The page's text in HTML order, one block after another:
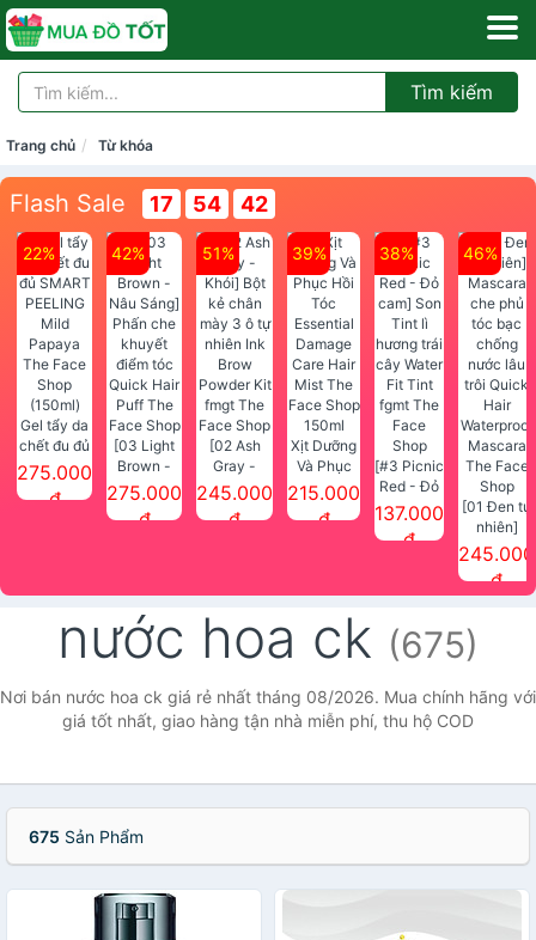
Tìm kiếm
Trang chủ Từ khóa
Flash Sale 17 54 41
22%
Gel tẩy da
chết đu đủ
SMART
PEELING
275.000
đ
42%
[03 Light
Brown -
Nâu Sáng]
Phấn che
275.000
đ
51%
[02 Ash
Gray -
Khói] Bột
kẻ chân
Face Shop
245.000
đ
39%
Xịt Dưỡng
Và Phục
Hồi Tóc
Essential
215.000
đ
38%
[#3 Picnic
Red - Đỏ
cam] Son
Face
Shop
137.000
đ
46%
[01 Đen tự
nhiên]
Mascara
che phủ
nước lâu
trôi Quick
Waterproof
Mascara
The Face
245.000
đ
nước hoa ck (675)
Nơi bán nước hoa ck giá rẻ nhất tháng 08/2026. Mua chính hãng với
giá tốt nhất, giao hàng tận nhà miễn phí, thu hộ COD
675 Sản Phẩm